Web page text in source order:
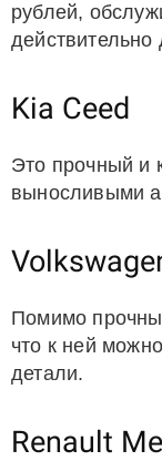
рублей,
Kia Ceed
Это прочный и
выносливыми
Помимо
что к ней
детали.
Renault